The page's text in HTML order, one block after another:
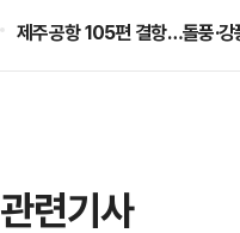
제주공항 105편 결항…돌풍·강
관련기사